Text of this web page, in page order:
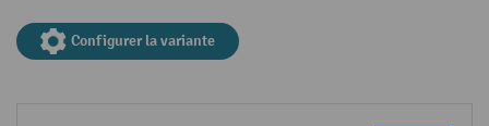
Configurer la variante